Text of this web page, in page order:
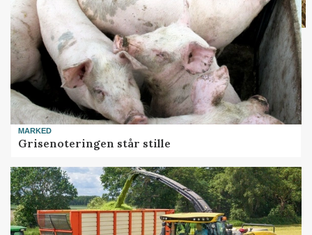
MARKED
Grisenoteringen står stille